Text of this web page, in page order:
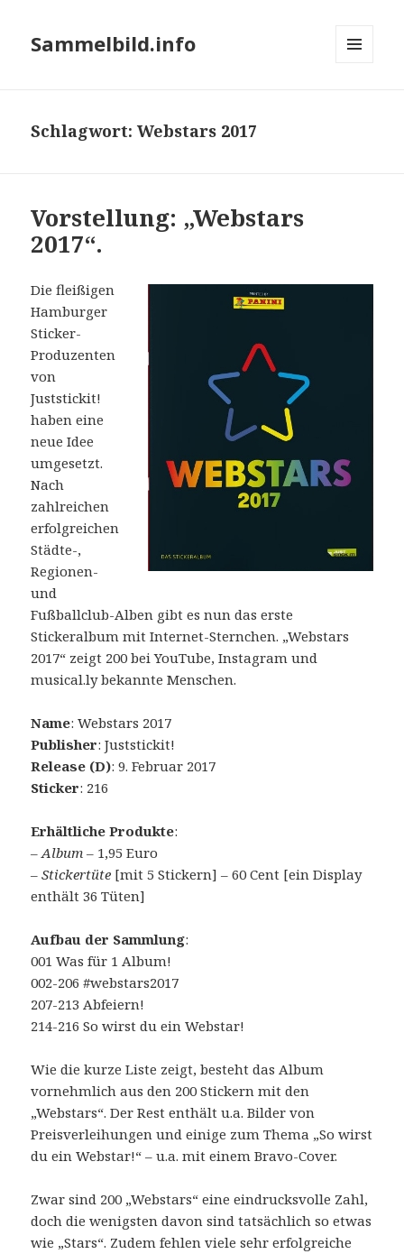
Sammelbild.info
Schlagwort:Webstars 2017
Vorstellung: „Webstars
2017“.
Die fleißigen
Hamburger
Sticker-
Produzenten
von
Juststickit!
haben eine
neue Idee
umgesetzt.
Nach
zahlreichen
erfolgreichen
Städte-,
Regionen-
und
Fußballclub-Alben gibt es nun das erste
Stickeralbum mit Internet-Sternchen. „Webstars
2017“ zeigt 200 bei YouTube, Instagram und
musical.ly bekannte Menschen.
Name: Webstars 2017
Publisher: Juststickit!
Release (D): 9. Februar 2017
Sticker: 216
Erhältliche Produkte:
–Album – 1,95 Euro
–Stickertüte [mit 5 Stickern] – 60 Cent [ein Display
enthält 36 Tüten]
Aufbau der Sammlung:
001 Was für 1 Album!
002-206 #webstars2017
207-213 Abfeiern!
214-216 So wirst du ein Webstar!
Wie die kurze Liste zeigt, besteht das Album
vornehmlich aus den 200 Stickern mit den
„Webstars“. Der Rest enthält u.a. Bilder von
Preisverleihungen und einige zum Thema „So wirst
du ein Webstar!“ – u.a. mit einem Bravo-Cover.
Zwar sind 200 „Webstars“ eine eindrucksvolle Zahl,
doch die wenigsten davon sind tatsächlich so etwas
wie „Stars“. Zudem fehlen viele sehr erfolgreiche